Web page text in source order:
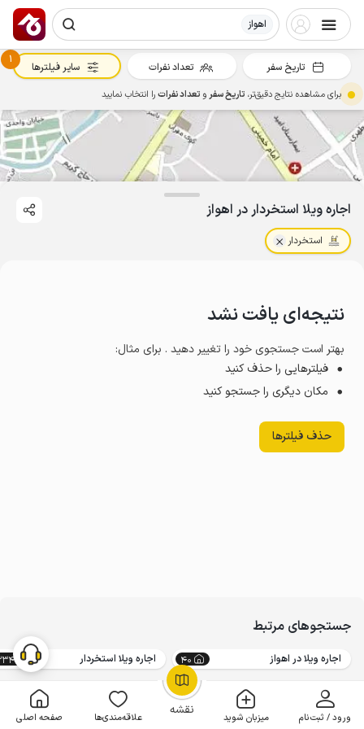
اهواز
نقشه ورود / ثبت‌نام میزبان شوید علاقه‌مندی‌ها صفحه اصلی
OpenStreetMap
اجاره ویلا استخردار در اهواز
استخردار
نتیجه‌ای یافت نشد
بهتر است جستجوی خود را تغییر دهید . برای مثال:
فیلترهایی را حذف کنید
مکان دیگری را جستجو کنید
حذف فیلترها
جستجوهای مرتبط
اجاره ویلا در اهواز 40 اجاره ویلا استخردار
تاریخ سفر تعداد نفرات
1
سایر فیلترها
برای مشاهده نتایج دقیق‌تر، تاریخ سفرو تعداد نفراترا انتخاب نمایید